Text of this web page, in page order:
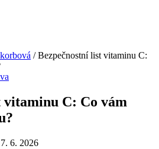
/ Bezpečnostní list vitaminu C:
vitaminu C: Co vám
6. 2026